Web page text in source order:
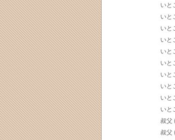
いと
いと
いと
いと
いと
いと
いと
いと
いと
いと
叔父
叔父